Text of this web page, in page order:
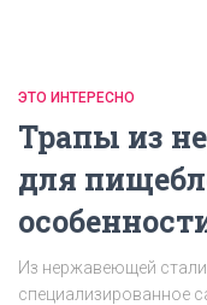
ЭТО ИНТЕРЕСНО
Трапы из
для
Из нержавеющей
специализированное